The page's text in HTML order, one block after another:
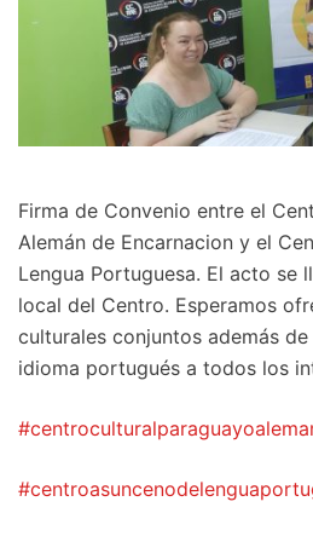
Firma de Convenio entre el
Alemán de Encarnacion y el
Lengua Portuguesa. El acto se
local del Centro. Esperamos
culturales conjuntos además
idioma portugués a todos los